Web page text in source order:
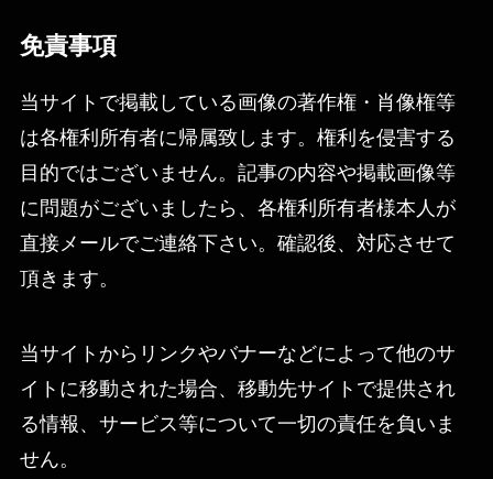
免責事項
当サイトで掲載している画像の著作権・肖像権等
は各権利所有者に帰属致します。権利を侵害する
目的ではございません。記事の内容や掲載画像等
に問題がございましたら、各権利所有者様本人が
直接メールでご連絡下さい。確認後、対応させて
頂きます。
当サイトからリンクやバナーなどによって他のサ
イトに移動された場合、移動先サイトで提供され
る情報、サービス等について一切の責任を負いま
せん。